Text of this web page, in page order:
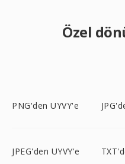
Özel
PNG'den UYVY'e
JPEG'den UYVY'e